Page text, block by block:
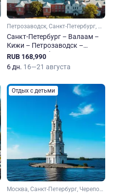
Петрозаводск, Санкт-Петербург, Свирьстрой, Верхние Мандроги
Санкт-Петербург – Валаам –
Кижи – Петрозаводск –
Санкт-Петербург на теплоходе
Симфония севера
RUB 168,990
6 дн. 16—21 августа
Отдых с детьми
Москва, Санкт-Петербург, Череповец, Калязин, Дубна